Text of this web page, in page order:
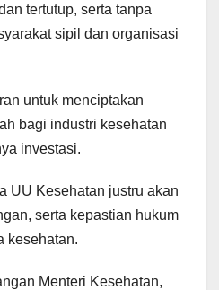
tertutup, serta tanpa
sipil dan organisasi
untuk menciptakan
bagi industri kesehatan
investasi.
UU Kesehatan justru akan
serta kepastian hukum
kesehatan.
Menteri Kesehatan,